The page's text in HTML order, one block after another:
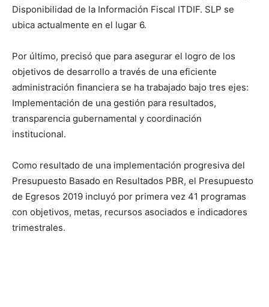
Disponibilidad de la Información Fiscal ITDIF. SLP se
ubica actualmente en el lugar 6.
Por último, precisó que para asegurar el logro de los
objetivos de desarrollo a través de una eficiente
administración financiera se ha trabajado bajo tres ejes:
Implementación de una gestión para resultados,
transparencia gubernamental y coordinación
institucional.
Como resultado de una implementación progresiva del
Presupuesto Basado en Resultados PBR, el Presupuesto
de Egresos 2019 incluyó por primera vez 41 programas
con objetivos, metas, recursos asociados e indicadores
trimestrales.